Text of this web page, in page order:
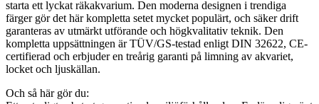
starta ett lyckat räkakvarium. Den moderna designen i trendiga
färger gör det här kompletta setet mycket populärt, och säker drift
garanteras av utmärkt utförande och högkvalitativ teknik. Den
kompletta uppsättningen är TÜV/GS-testad enligt DIN 32622, CE-
certifierad och erbjuder en treårig garanti på limning av akvariet,
locket och ljuskällan.
Och så här gör du: